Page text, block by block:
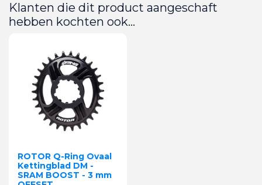
Klanten die dit product aangeschaft
hebben kochten ook...
ROTOR Q-Ring Ovaal
Kettingblad DM -
SRAM BOOST - 3 mm